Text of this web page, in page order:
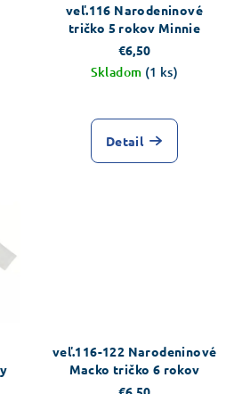
veľ.116 Narodeninové
tričko 5 rokov Minnie
€6,50
Skladom (1 ks)
Detail
veľ.116-122 Narodeninové
Macko tričko 6 rokov